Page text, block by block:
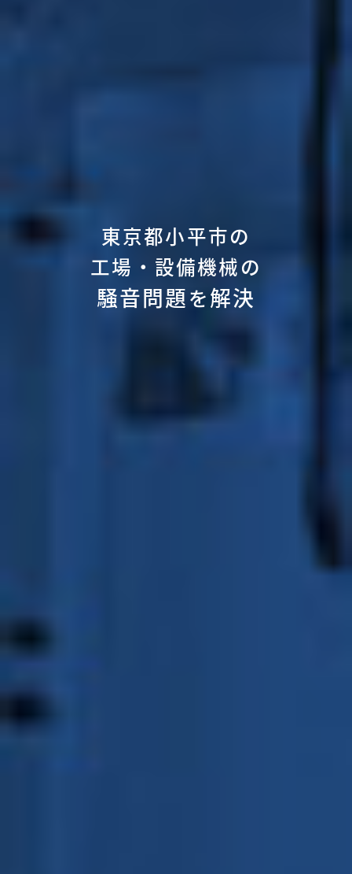
東京都小平市の
工場・設備機械の
騒音問題を解決